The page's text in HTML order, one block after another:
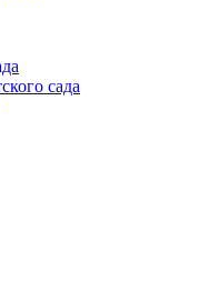
сада